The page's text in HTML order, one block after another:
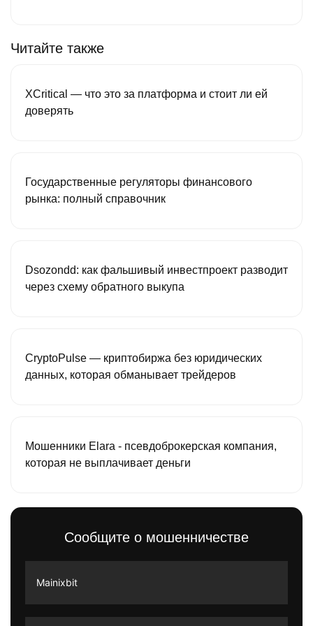
Читайте также
XCritical — что это за платформа и стоит ли ей
доверять
Государственные регуляторы финансового
рынка: полный справочник
Dsozondd: как фальшивый инвестпроект разводит
через схему обратного выкупа
CryptoPulse — криптобиржа без юридических
данных, которая обманывает трейдеров
Мошенники Elara - псевдоброкерская компания,
которая не выплачивает деньги
Сообщите о мошенничестве